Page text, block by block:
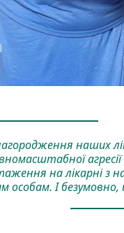
наших
агресії
на лікарні
особам. І